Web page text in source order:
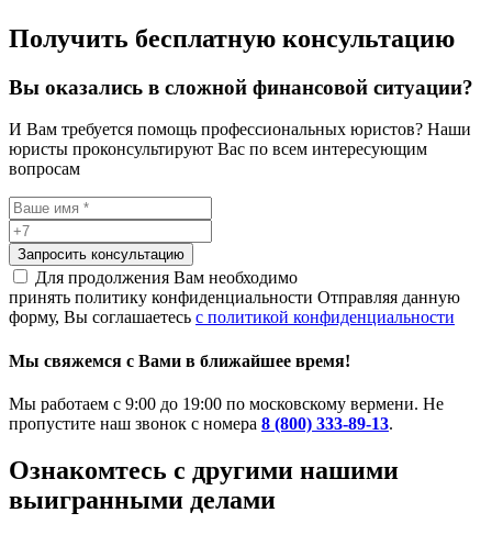
Получить бесплатную консультацию
Вы оказались в сложной финансовой ситуации?
И Вам требуется помощь профессиональных юристов? Наши
юристы проконсультируют Вас по всем интересующим
вопросам
Запросить консультацию
Для продолжения Вам необходимо
принять политику конфиденциальности Отправляя данную
форму, Вы соглашаетесь с политикой конфиденциальности
Мы свяжемся с Вами в ближайшее время!
Мы работаем с 9:00 до 19:00 по московскому вермени. Не
пропустите наш звонок с номера 8 (800) 333-89-13.
Ознакомтесь c другими нашими
выигранными делами